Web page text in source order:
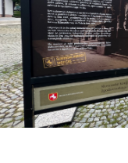
Povezave
Varstvo osebnih podatkov
Katalog informacij javnega
Zakonodaja